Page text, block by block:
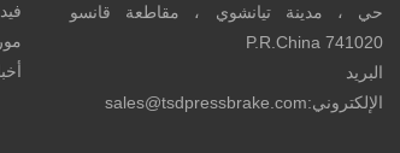
حي ، مدينة تيانشوي ، مقاطعة قانسو
741020 P.R.China
البريد
الإلكتروني:sales@tsdpressbrake.com